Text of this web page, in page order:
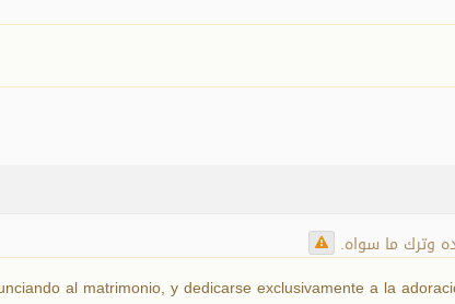
وترك ما سواه.
al matrimonio, y dedicarse exclusivamente a la